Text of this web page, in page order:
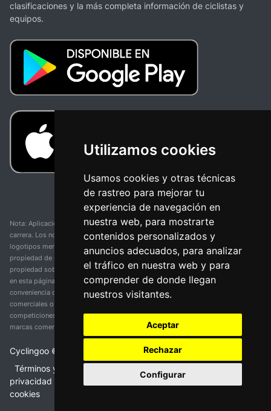
Utilizamos cookies
Usamos cookies y otras técnicas
de rastreo para mejorar tu
experiencia de navegación en
nuestra web, para mostrarte
contenidos personalizados y
anuncios adecuados, para analizar
el tráfico en nuestra web y para
comprender de donde llegan
nuestros visitantes.
Aceptar
Rechazar
Configurar
clasificaciones y la más completa información de ciclistas y
equipos.
Nota: Aplicación y web no oficial y no relacionada con ninguna organización o
carrera. Los nombres de equipos, competiciones, marcas comerciales y
logotipos mencionados en esta página de resultados de ciclismo son
propiedad de sus respectivos dueños. No tenemos afiliación, patrocinio ni
propiedad sobre estas marcas comerciales. Toda la información proporcionada
en esta página se presenta únicamente con fines informativos y para la
conveniencia de nuestros usuarios. Cualquier uso de nombres, marcas
comerciales o logotipos tiene el único propósito de identificar equipos y
competiciones y no implica asociación o respaldo. Todos los derechos de las
marcas comerciales mencionadas aquí pertenecen a sus propietarios legítimos.
Cyclingoo ©
Términos y condiciones del servicio
privacidad
Política de cookies • Cambiar opciones de
cookies